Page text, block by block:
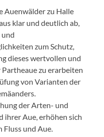
Auenwälder zu Halle
klar und deutlich ab,
und
zum Schutz,
dieses wertvollen und
zu erarbeiten
von Varianten der
der Arten- und
Aue, erhöhen sich
Fluss und Aue.